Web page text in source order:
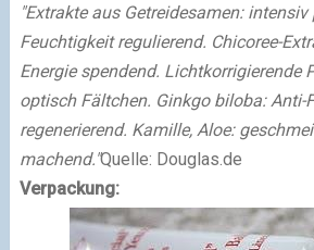
"Extrakte aus Getreidesamen: intensiv
Feuchtigkeit regulierend. Chicoree-
Energie spendend. Lichtkorrigierende
optisch Fältchen. Ginkgo biloba: Anti-
regenerierend. Kamille, Aloe:
machend."Quelle: Douglas.de
Verpackung: